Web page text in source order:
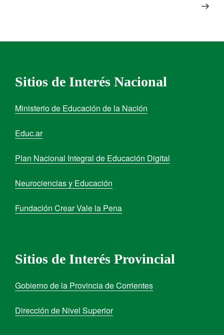
Sitios de Interés Nacional
Ministerio de Educación de la Nación
Educ.ar
Plan Nacional Integral de Educación Digital
Neurociencias y Educación
Fundación Crear Vale la Pena
Sitios de Interés Provincial
Gobierno de la Provincia de Corrientes
Dirección de Nivel Superior